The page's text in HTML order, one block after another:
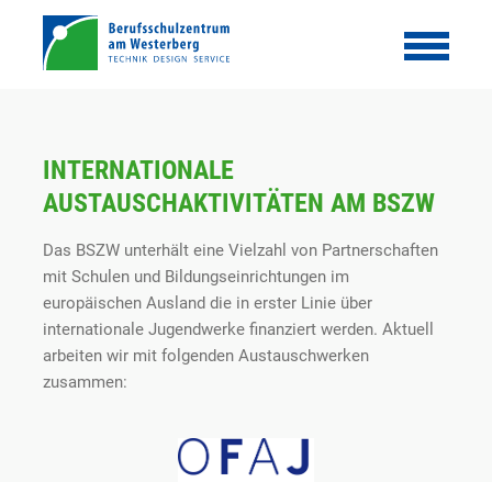
INTERNATIONALE
AUSTAUSCHAKTIVITÄTEN AM BSZW
Das BSZW unterhält eine Vielzahl von Partnerschaften
mit Schulen und Bildungseinrichtungen im
europäischen Ausland die in erster Linie über
internationale Jugendwerke finanziert werden. Aktuell
arbeiten wir mit folgenden Austauschwerken
zusammen: